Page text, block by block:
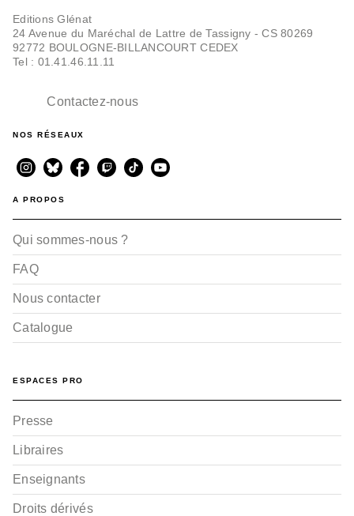
Editions Glénat
24 Avenue du Maréchal de Lattre de Tassigny - CS 80269
92772 BOULOGNE-BILLANCOURT CEDEX
Tel : 01.41.46.11.11
Contactez-nous
NOS RÉSEAUX
A PROPOS
Qui sommes-nous ?
FAQ
Nous contacter
Catalogue
ESPACES PRO
Presse
Libraires
Enseignants
Droits dérivés